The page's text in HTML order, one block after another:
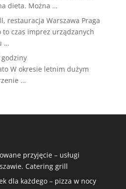
dieta. Można …
restauracja Warszawa Praga
to czas imprez urządzanych
…
godziny
W okresie letnim dużym
…
przyjęcie – usługi
Catering grill
dla każdego – pizza w nocy